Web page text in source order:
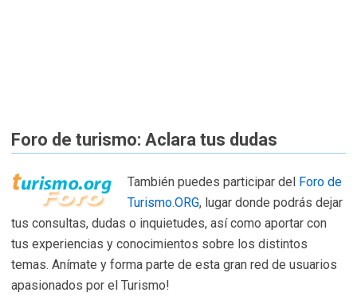
Foro de turismo: Aclara tus dudas
También puedes participar del Foro de
Turismo.ORG, lugar donde podrás dejar
tus consultas, dudas o inquietudes, así como aportar con
tus experiencias y conocimientos sobre los distintos
temas. Anímate y forma parte de esta gran red de usuarios
apasionados por el Turismo!